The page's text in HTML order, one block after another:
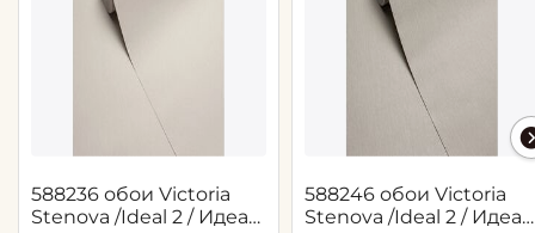
588236 обои Victoria
Stenova /Ideal 2 / Идеал
588246 обои Victoria
Stenova /Ideal 2 / Идеал